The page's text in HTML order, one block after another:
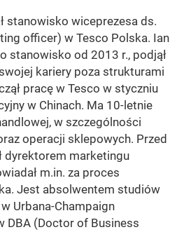
stanowisko wiceprezesa ds.
officer) w Tesco Polska. Ian
stanowisko od 2013 r., podjął
kariery poza strukturami
pracę w Tesco w styczniu
w Chinach. Ma 10-letnie
w szczególności
operacji sklepowych. Przed
dyrektorem marketingu
m.in. za proces
Jest absolwentem studiów
Urbana-Champaign
DBA (Doctor of Business